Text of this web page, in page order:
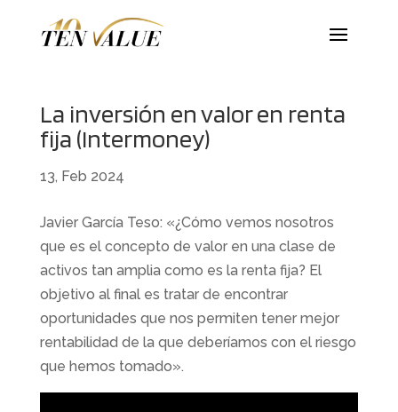
La inversión en valor en renta
fija (Intermoney)
13, Feb 2024
Javier García Teso: «¿Cómo vemos nosotros
que es el concepto de valor en una clase de
activos tan amplia como es la renta fija? El
objetivo al final es tratar de encontrar
oportunidades que nos permiten tener mejor
rentabilidad de la que deberíamos con el riesgo
que hemos tomado».